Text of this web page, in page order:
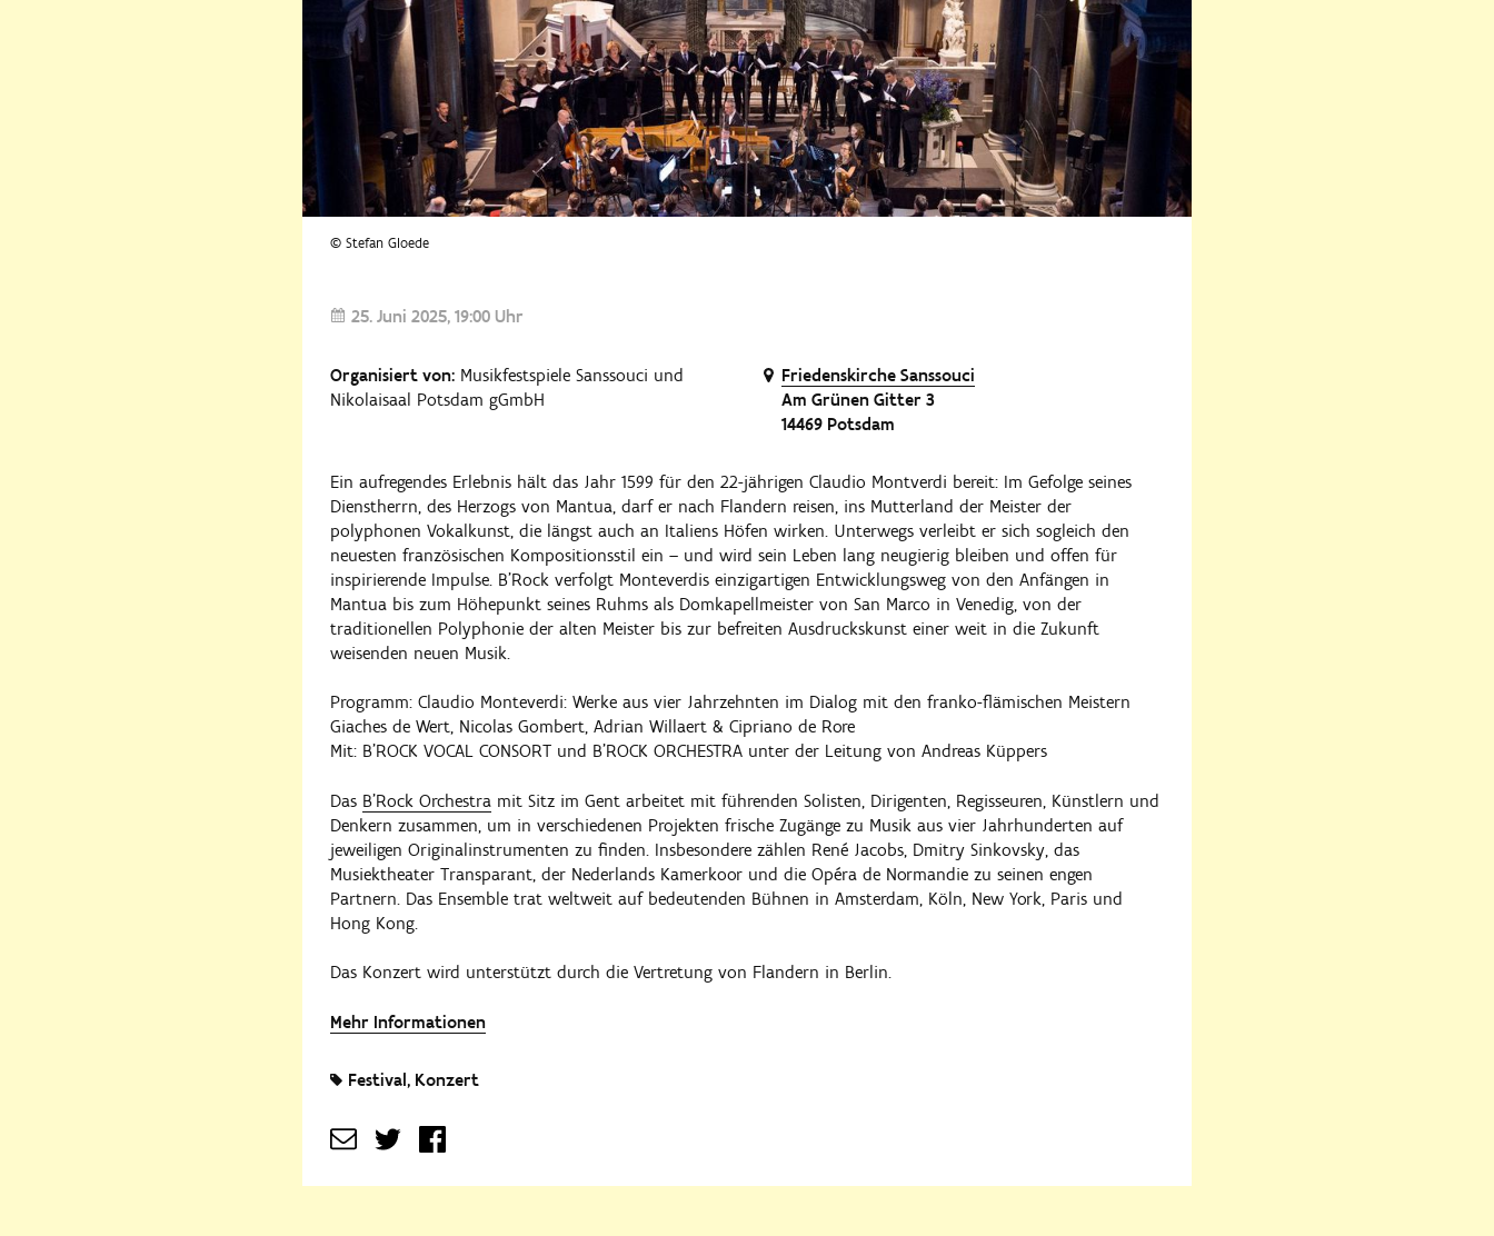
© Stefan Gloede
25. Juni 2025 19:00 Uhr
Organisiert von: Musikfestspiele Sanssouci und
Nikolaisaal Potsdam gGmbH
Friedenskirche Sanssouci
Am Grünen Gitter 3
14469 Potsdam
Ein aufregendes Erlebnis hält das Jahr 1599 für den 22-jährigen Claudio Montverdi bereit: Im Gefolge seines
Dienstherrn, des Herzogs von Mantua, darf er nach Flandern reisen, ins Mutterland der Meister der
polyphonen Vokalkunst, die längst auch an Italiens Höfen wirken. Unterwegs verleibt er sich sogleich den
neuesten französischen Kompositionsstil ein – und wird sein Leben lang neugierig bleiben und offen für
inspirierende Impulse. B’Rock verfolgt Monteverdis einzigartigen Entwicklungsweg von den Anfängen in
Mantua bis zum Höhepunkt seines Ruhms als Domkapellmeister von San Marco in Venedig, von der
traditionellen Polyphonie der alten Meister bis zur befreiten Ausdruckskunst einer weit in die Zukunft
weisenden neuen Musik.
Programm: Claudio Monteverdi: Werke aus vier Jahrzehnten im Dialog mit den franko-flämischen Meistern
Giaches de Wert, Nicolas Gombert, Adrian Willaert & Cipriano de Rore
Mit: B'ROCK VOCAL CONSORT und B'ROCK ORCHESTRA unter der Leitung von Andreas Küppers
Das B’Rock Orchestra mit Sitz im Gent arbeitet mit führenden Solisten, Dirigenten, Regisseuren, Künstlern und
Denkern zusammen, um in verschiedenen Projekten frische Zugänge zu Musik aus vier Jahrhunderten auf
jeweiligen Originalinstrumenten zu finden. Insbesondere zählen René Jacobs, Dmitry Sinkovsky, das
Musiektheater Transparant, der Nederlands Kamerkoor und die Opéra de Normandie zu seinen engen
Partnern. Das Ensemble trat weltweit auf bedeutenden Bühnen in Amsterdam, Köln, New York, Paris und
Hong Kong.
Das Konzert wird unterstützt durch die Vertretung von Flandern in Berlin.
Mehr Informationen
Festival Konzert